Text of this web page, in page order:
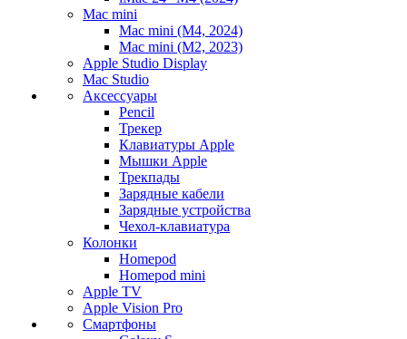
Mac mini
Mac mini (M4, 2024)
Mac mini (M2, 2023)
Apple Studio Display
Mac Studio
Аксессуары
Pencil
Трекер
Клавиатуры Apple
Мышки Apple
Трекпады
Зарядные кабели
Зарядные устройства
Чехол-клавиатура
Колонки
Homepod
Homepod mini
Apple TV
Apple Vision Pro
Смартфоны